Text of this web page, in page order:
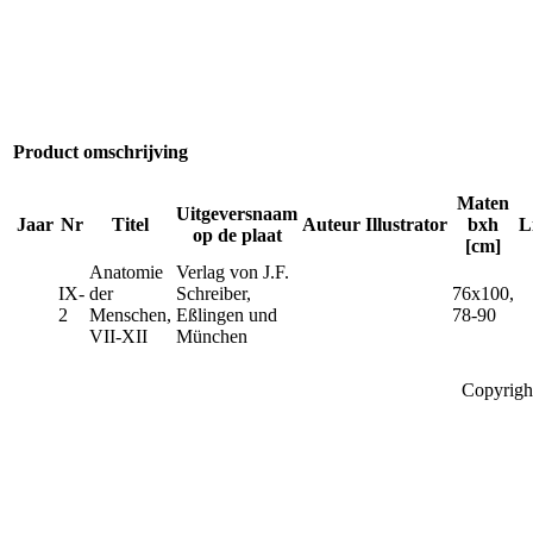
Product omschrijving
Jaar Nr Titel
Uitgeversnaam
op de plaat
Auteur Illustrator
Maten
bxh
[cm]
IX-
2
Anatomie
der
Menschen,
VII-XII
Verlag von J.F.
Schreiber,
Eßlingen und
München
76x100,
78-90